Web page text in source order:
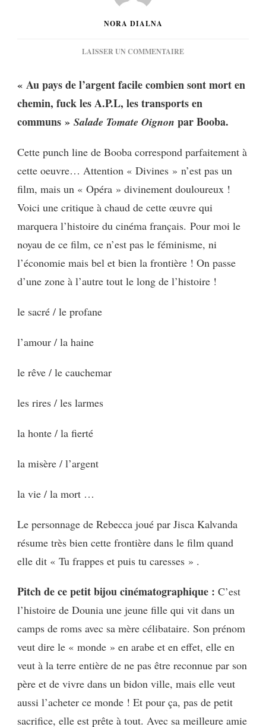
NORA DIALNA
LAISSER UN COMMENTAIRESUR
DIVINEMENT
DIVIN…
« Au pays de l’argent facile combien sont mort en
chemin, fuck les A.P.L, les transports en
communs » Salade Tomate Oignon par Booba.
Cette punch line de Booba correspond parfaitement à
cette oeuvre… Attention « Divines » n’est pas un
film, mais un « Opéra » divinement douloureux !
Voici une critique à chaud de cette œuvre qui
marquera l’histoire du cinéma français. Pour moi le
noyau de ce film, ce n’est pas le féminisme, ni
l’économie mais bel et bien la frontière ! On passe
d’une zone à l’autre tout le long de l’histoire !
le sacré / le profane
l’amour / la haine
le rêve / le cauchemar
les rires / les larmes
la honte / la fierté
la misère / l’argent
la vie / la mort …
Le personnage de Rebecca joué par Jisca Kalvanda
résume très bien cette frontière dans le film quand
elle dit « Tu frappes et puis tu caresses » .
Pitch de ce petit bijou cinématographique : C’est
l’histoire de Dounia une jeune fille qui vit dans un
camps de roms avec sa mère célibataire. Son prénom
veut dire le « monde » en arabe et en effet, elle en
veut à la terre entière de ne pas être reconnue par son
père et de vivre dans un bidon ville, mais elle veut
aussi l’acheter ce monde ! Et pour ça, pas de petit
sacrifice, elle est prête à tout. Avec sa meilleure amie